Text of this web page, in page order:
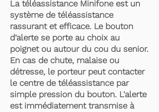
La téléassistance Minifone est un
système de téléassistance
rassurant et efficace. Le bouton
d’alerte se porte au choix au
poignet ou autour du cou du senior.
En cas de chute, malaise ou
détresse, le porteur peut contacter
le centre de téléassistance par
simple pression du bouton. L'alerte
est immédiatement transmise à